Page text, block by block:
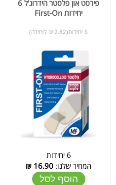
פירסט און פלסטר הידרוג'ל 6
יחידות First-On
6 יחידות(2.82 ₪ ליחידה)
6 יחידות
המחיר שלנו: 16.90
₪
הוסף לסל